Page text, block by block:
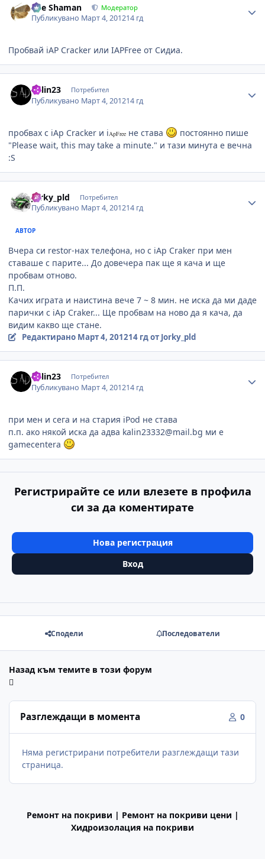
The Shaman Модератор
Публикувано Март 4, 201214 гд
Пробвай iAP Cracker или IAPFree от Сидиа.
Kalin23 Потребител
Публикувано Март 4, 201214 гд
пробвах с iAp Cracker и iApFree не става
постоянно пише
"Please wait, this may take a minute." и тази минута е вечна
:S
Jorky_pld Потребител
Публикувано Март 4, 201214 гд
АВТОР
Вчера си restor-нах телефона, но с iAp Craker при мен
ставаше с парите... До довечера пак ще я кача и ще
пробвам отново.
П.П.
Качих играта и наистина вече 7 ~ 8 мин. не иска да ми даде
парички с iAp Craker... Ще пробвам на ново да я кача, да
видим какво ще стане.
Редактирано Март 4, 201214 гдот Jorky_pld
Kalin23 Потребител
Публикувано Март 4, 201214 гд
при мен и сега и на стария iPod не става
п.п. ако някой иска да адва kalin23332@mail.bg ми е
gamecentera
Регистрирайте се или влезете в профила
си за да коментирате
Нова регистрация
Вход
Сподели Последователи
Назад към темите в този форум
Разглеждащи в момента 0
Няма регистрирани потребители разглеждащи тази
страница.
Ремонт на покриви | Ремонт на покриви цени |
Хидроизолация на покриви